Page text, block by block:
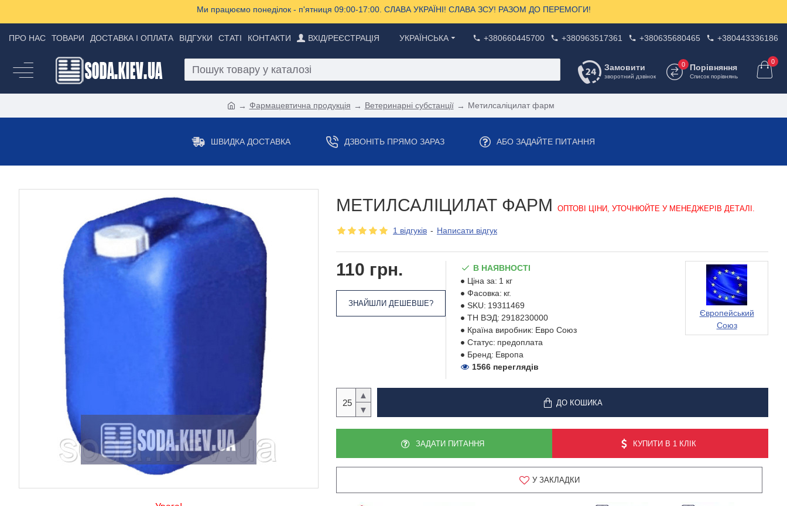
Ми працюємо понеділок - п'ятниця 09:00-17:00. СЛАВА УКРАЇНІ! СЛАВА ЗСУ! РАЗОМ ДО ПЕРЕМОГИ!
ПРО НАС ТОВАРИ ДОСТАВКА І ОПЛАТА ВІДГУКИ СТАТІ КОНТАКТИ ВХІД/РЕЄСТРАЦІЯ УКРАЇНСЬКА +380660445700 +380963517361 +380635680465 +380443336186
Замовити
зворотний дзвінок
Порівняння
Список порівнянь
0 0
Фармацевтична продукція Ветеринарні субстанції Метилсаліцилат фарм
ШВИДКА ДОСТАВКА ДЗВОНІТЬ ПРЯМО ЗАРАЗ АБО ЗАДАЙТЕ ПИТАННЯ
МЕТИЛСАЛІЦИЛАТ ФАРМ ОПТОВІ ЦІНИ, УТОЧНЮЙТЕ У МЕНЕДЖЕРІВ ДЕТАЛІ.
1 відгуків - Написати відгук
110 грн.
ЗНАЙШЛИ ДЕШЕВШЕ?
В НАЯВНОСТІ
Ціна за: 1 кг
Фасовка: кг.
SKU: 19311469
ТН ВЭД: 2918230000
Країна виробник: Евро Союз
Статус: предоплата
Бренд: Европа
Європейський
Союз
1566 переглядів
▲
▼
ДО КОШИКА
ЗАДАТИ ПИТАННЯ КУПИТИ В 1 КЛІК
У ЗАКЛАДКИ